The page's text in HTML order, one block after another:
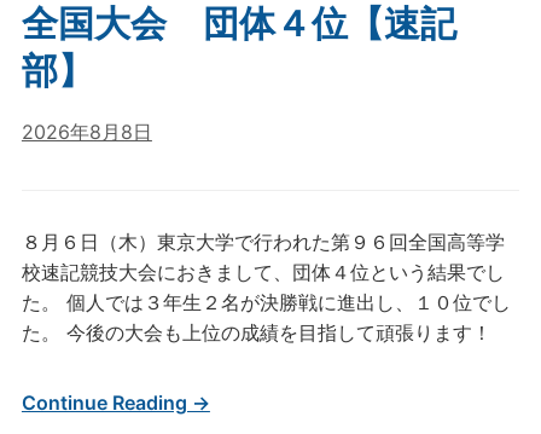
全国大会 団体４位【速記
部】
2026年8月8日
８月６日（木）東京大学で行われた第９６回全国高等学
校速記競技大会におきまして、団体４位という結果でし
た。 個人では３年生２名が決勝戦に進出し、１０位でし
た。 今後の大会も上位の成績を目指して頑張ります！
Continue Reading →